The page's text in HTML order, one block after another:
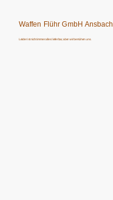
Waffen Flühr GmbH Ansbach
Leider ist nicht immer alles lieferbar, aber wir bemühen uns.